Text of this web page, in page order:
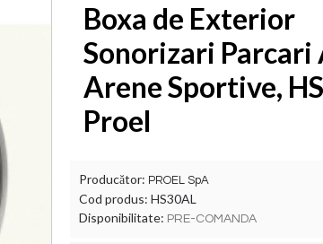
Boxa de Exterior
Sonorizari Parcari
Arene Sportive,
Proel
Producător: PROEL SpA
Cod produs: HS30AL
Disponibilitate: PRE-COMANDA